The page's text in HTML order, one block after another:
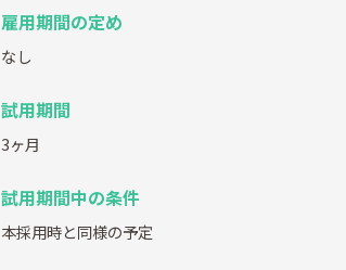
雇用期間の定め
なし
試用期間
3ヶ月
試用期間中の条件
本採用時と同様の予定